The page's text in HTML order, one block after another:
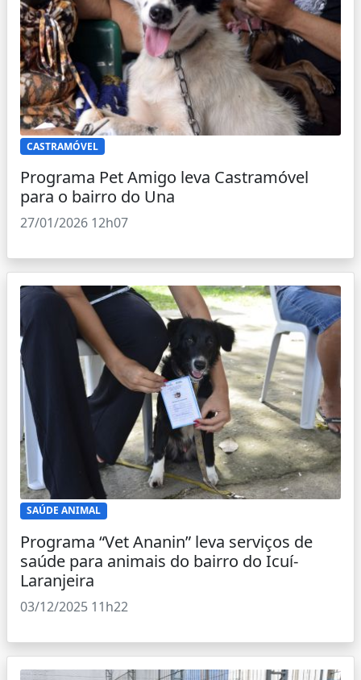
CASTRAMÓVEL
Programa Pet Amigo leva Castramóvel
para o bairro do Una
27/01/2026 12h07
SAÚDE ANIMAL
Programa “Vet Ananin” leva serviços de
saúde para animais do bairro do Icuí-
Laranjeira
03/12/2025 11h22